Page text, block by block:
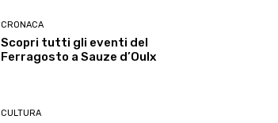
CRONACA
Scopri tutti gli eventi del
Ferragosto a Sauze d’Oulx
CULTURA